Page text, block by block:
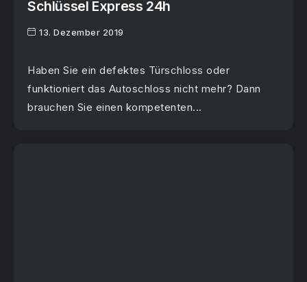
Schlüssel Express 24h
13. Dezember 2019
Haben Sie ein defektes Türschloss oder
funktioniert das Autoschloss nicht mehr? Dann
brauchen Sie einen kompetenten...